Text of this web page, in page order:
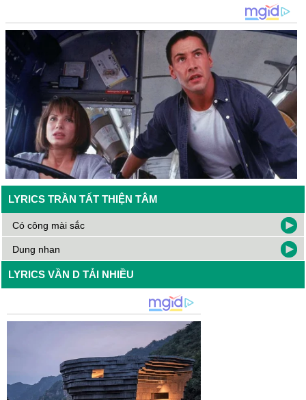
LYRICS TRẦN TẤT THIỆN TÂM
Có công mài sắc
Dung nhan
LYRICS VẦN D TẢI NHIỀU